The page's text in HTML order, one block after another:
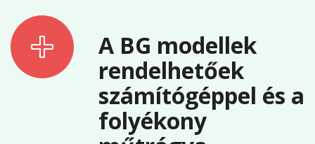
A BG modellek
rendelhetőek
számítógéppel és a
folyékony